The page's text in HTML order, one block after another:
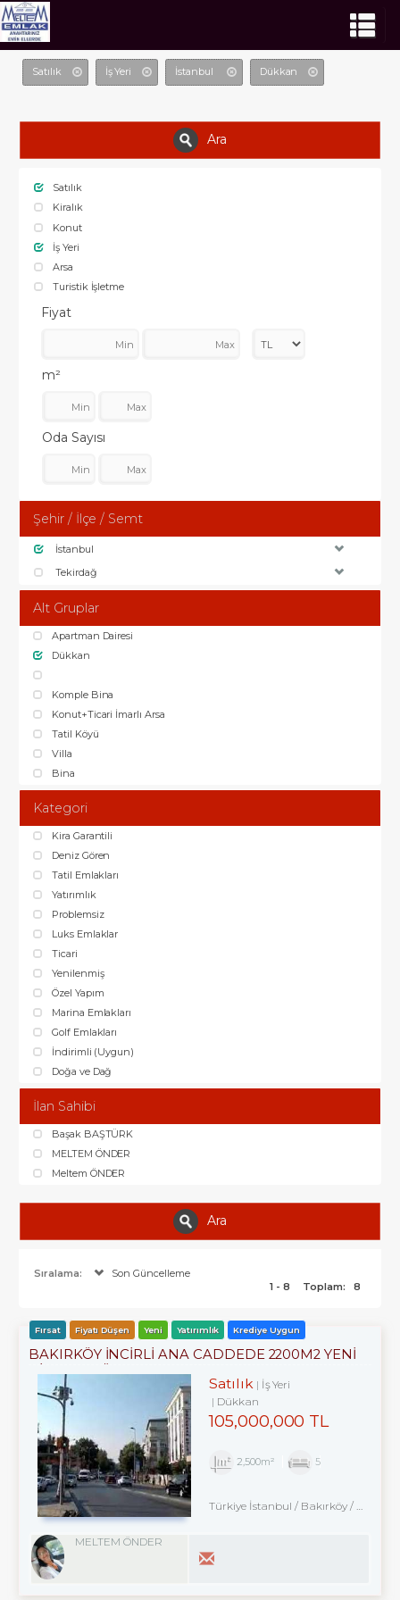
Satılık İş Yeri İstanbul Dükkan
Ara
Satılık
Kiralık
Konut
İş Yeri
Arsa
Turistik İşletme
Fiyat
m²
Oda Sayısı
Şehir / İlçe / Semt
İstanbul
Tekirdağ
Alt Gruplar
Apartman Dairesi
Dükkan
Komple Bina
Konut+Ticari İmarlı Arsa
Tatil Köyü
Villa
Bina
Kategori
Kira Garantili
Deniz Gören
Tatil Emlakları
Yatırımlık
Problemsiz
Luks Emlaklar
Ticari
Yenilenmiş
Özel Yapım
Marina Emlakları
Golf Emlakları
İndirimli (Uygun)
Doğa ve Dağ
İlan Sahibi
Başak BAŞTÜRK
MELTEM ÖNDER
Meltem ÖNDER
Ara
Sıralama:
Son Güncelleme
1 - 8
Toplam: 8
Fırsat Fiyatı Düşen Yeni Yatırımlık Krediye Uygun
BAKIRKÖY İNCİRLİ ANA CADDEDE 2200M2 YENİ
BİNADA DÜKKAN
Satılık
İş Yeri
Dükkan
105,000,000 TL
2,500m² 5
Türkiye İstanbul / Bakırköy/ Ataköy
MELTEM ÖNDER